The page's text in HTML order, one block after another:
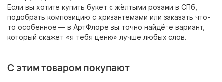
Если вы хотите купить букет с жёлтыми розами в СПб,
подобрать композицию с хризантемами или заказать что-
то особенное — в АртФлоре вы точно найдёте вариант,
который скажет «я тебя ценю» лучше любых слов.
С этим товаром покупают